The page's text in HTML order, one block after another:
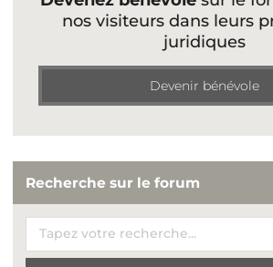
nos visiteurs dans leurs
juridiques
Devenir bénévole
Recherche sur le forum